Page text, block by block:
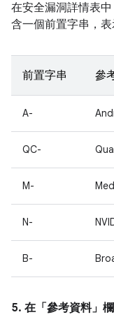
在安全漏洞詳情表中
含一個前置字串，表
前置字串 參
A-
QC-
M-
N-
B-
5. 在「參考資料」